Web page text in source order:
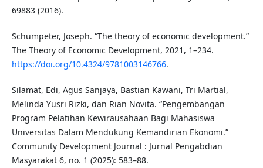
69883 (2016).
Schumpeter, Joseph. “The theory of economic development.”
The Theory of Economic Development, 2021, 1–234.
https://doi.org/10.4324/9781003146766.
Silamat, Edi, Agus Sanjaya, Bastian Kawani, Tri Martial,
Melinda Yusri Rizki, dan Rian Novita. “Pengembangan
Program Pelatihan Kewirausahaan Bagi Mahasiswa
Universitas Dalam Mendukung Kemandirian Ekonomi.”
Community Development Journal : Jurnal Pengabdian
Masyarakat 6, no. 1 (2025): 583–88.